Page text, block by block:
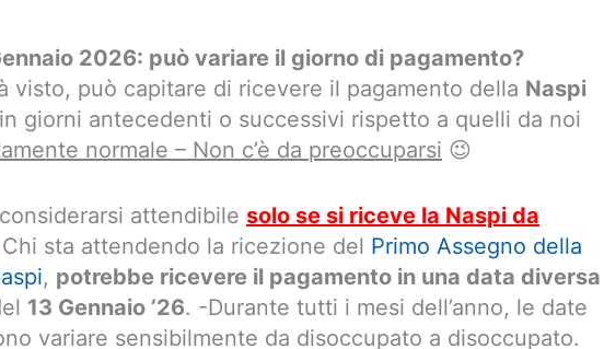
2026: può variare il giorno di pagamento?
visto, può capitare di ricevere il pagamento della Naspi
in giorni antecedenti o successivi rispetto a quelli da noi
normale – Non c’è da preoccuparsi 😉
attendibile solo se si riceve la Naspi da
sta attendendo la ricezione del Primo Assegno della
, potrebbe ricevere il pagamento in una data diversa
13 Gennaio ’26. -Durante tutti i mesi dell’anno, le date
variare sensibilmente da disoccupato a disoccupato.